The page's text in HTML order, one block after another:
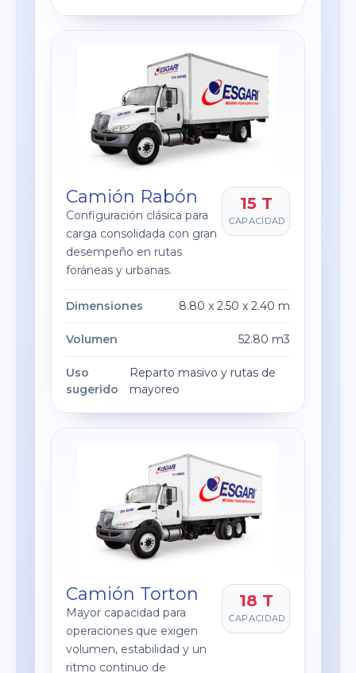
Camión Rabón
Configuración clásica para
carga consolidada con gran
desempeño en rutas
foráneas y urbanas.
15 T
CAPACIDAD
Dimensiones 8.80 x 2.50 x 2.40 m
Volumen 52.80 m3
Uso
sugerido
Reparto masivo y rutas de
mayoreo
Camión Torton
Mayor capacidad para
operaciones que exigen
volumen, estabilidad y un
ritmo continuo de
18 T
CAPACIDAD